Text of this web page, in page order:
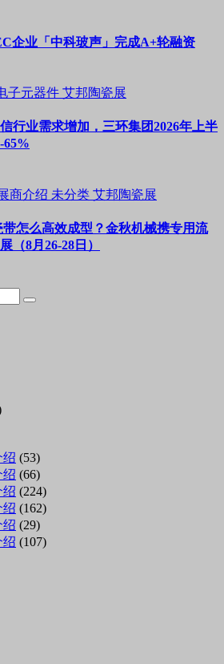
企业「中科玻声」完成A+轮融资
子元器件 艾邦陶瓷展
行业需求增加，三环集团2026年上半
65%
商介绍 未分类 艾邦陶瓷展
怎么高效成型？金秋机械携专用流
（8月26-28日）
绍 (53)
绍 (66)
绍 (224)
绍 (162)
绍 (29)
绍 (107)